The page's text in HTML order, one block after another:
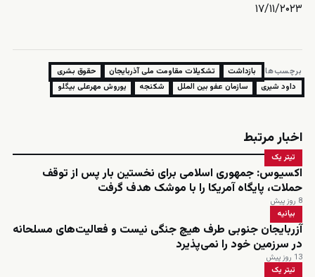
۱۷/۱۱/۲۰۲۳
برچسب‌ها: بازداشت تشکیلات مقاومت ملی آذربایجان
حقوق بشری
داود شیری
سازمان عفو بین الملل شکنجه یوروش مهرعلی بیگلو
اخبار مرتبط
تیتر یک
اکسیوس: جمهوری اسلامی برای نخستین بار پس از توقف
حملات، پایگاه آمریکا را با موشک هدف گرفت
8 روز پیش
بیانیه
آزربایجان جنوبی طرف هیچ جنگی نیست و فعالیت‌های مسلحانه
در سرزمین خود را نمی‌پذیرد
13 روز پیش
تیتر یک